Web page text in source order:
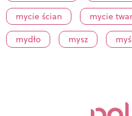
mycie ścian
mycie
mydło
mysz